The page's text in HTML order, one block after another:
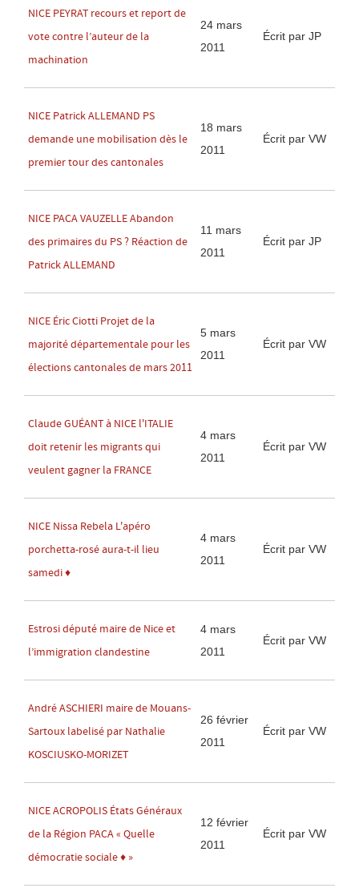
NICE PEYRAT recours et report de
vote contre l’auteur de la
machination
24 mars
2011
Écrit par JP
NICE Patrick ALLEMAND PS
demande une mobilisation dès le
premier tour des cantonales
18 mars
2011
Écrit par VW
NICE PACA VAUZELLE Abandon
des primaires du PS ? Réaction de
Patrick ALLEMAND
11 mars
2011
Écrit par JP
NICE Éric Ciotti Projet de la
majorité départementale pour les
élections cantonales de mars 2011
5 mars
2011
Écrit par VW
Claude GUÉANT à NICE l'ITALIE
doit retenir les migrants qui
veulent gagner la FRANCE
4 mars
2011
Écrit par VW
NICE Nissa Rebela L'apéro
porchetta-rosé aura-t-il lieu
samedi ♦
4 mars
2011
Écrit par VW
Estrosi député maire de Nice et
l’immigration clandestine
4 mars
2011
Écrit par VW
André ASCHIERI maire de Mouans-
Sartoux labelisé par Nathalie
KOSCIUSKO-MORIZET
26 février
2011
Écrit par VW
NICE ACROPOLIS États Généraux
de la Région PACA « Quelle
démocratie sociale ♦ »
12 février
2011
Écrit par VW